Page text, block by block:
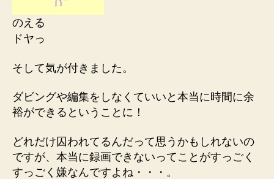
のえる
ドヤっ
そして気が付きました。
ダビングや編集をしなくていいと本当に時間に余
裕ができるということに！
どれだけ囚われてるんだって思うかもしれないの
ですが、本当に録画できないってことがすっごく
すっごく嫌なんですよね・・・。